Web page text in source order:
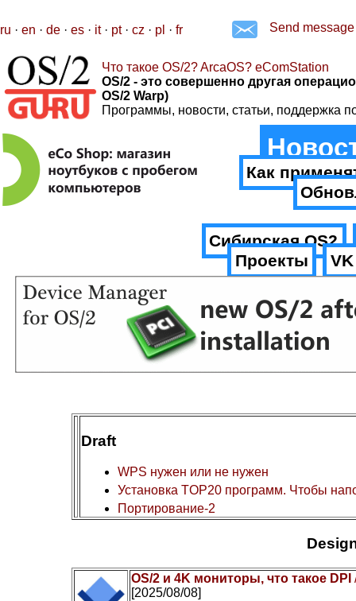
ru · en · de · es · it· pt· cz · pl · fr Send message
Что такое OS/2? ArcaOS? eComStation
OS/2 - это совершенно другая
OS/2 Warp)
Программы, новости, статьи, поддержка
Как
Сибирская.OS2
Проекты
Draft
WPS нужен или не нужен
Установка TOP20 программ. Чтобы
Портирование-2
OS/2 и 4K мониторы, что такое DPI
[2025/08/08]